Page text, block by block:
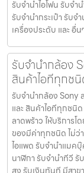
รับจํานําไอโฟน รับจํ
รับจํานํากระเป๋า รับ
เครื่องประดับ และ อื่น
รับจำนำกล้อง
สินค้าไอทีทุกชนิ
รับจำนำกล้อง Sony
และ สินค้าไอทีทุกชนิ
ลาดพร้าว ให้บริการ
ของมีค่าทุกชนิด ไม่ว่
ไอแพด รับจํานําแมค
นาฬิกา รับจํานําทีวี รั